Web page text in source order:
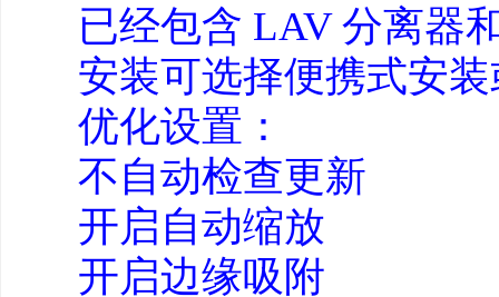
已经包含 LAV 分离器
安装可选择便携式安
优化设置：
不自动检查更新
开启自动缩放
开启边缘吸附